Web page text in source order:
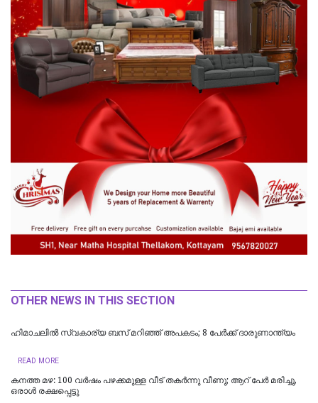
OTHER NEWS IN THIS SECTION
ഹിമാചലിൽ സ്വകാര്യ ബസ് മറിഞ്ഞ് അപകടം; 8 പേർക്ക് ദാരുണാന്ത്യം
READ MORE
കനത്ത മഴ: 100 വർഷം പഴക്കമുള്ള വീട് തകർന്നു വീണു; ആറ് പേർ മരിച്ചു,
ഒരാൾ രക്ഷപ്പെട്ടു